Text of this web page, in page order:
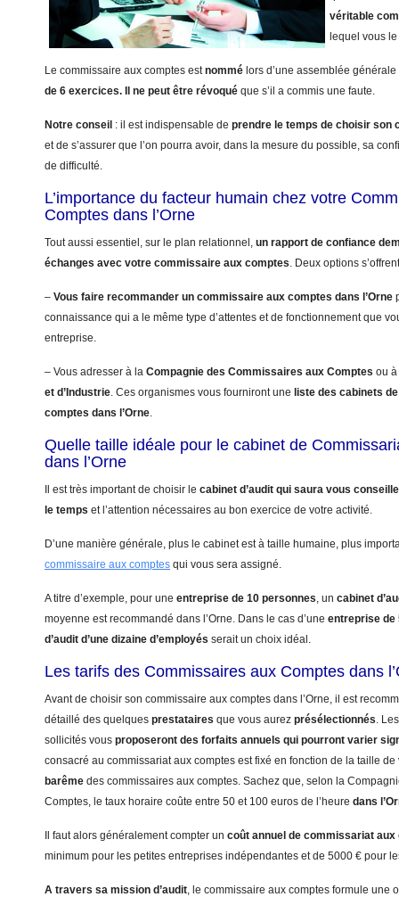
véritable
lequel vous
Le commissaire aux comptes estnommé lors d’une assemblée
de 6 exercices.
Il ne peut être révoqué que s’il a commis une faute.
Notre conseil : il est indispensable de prendre le temps de choisir son
et de s’assurer que l’on pourra avoir, dans la mesure du possible, sa
de difficulté.
L’importance du facteur humain chez votre
Comptes dans l’Orne
Tout aussi essentiel, sur le plan relationnel, un rapport de confiance
échanges avec votre commissaire aux comptes. Deux options
– Vous faire recommander un commissaire aux comptes dans l’Orne
connaissance qui a le même type d’attentes et de fonctionnement que
entreprise.
– Vous adresser à la Compagnie des Commissaires aux Comptes ou
et d’Industrie. Ces organismes vous fourniront une liste des cabinets
comptes dans l’Orne.
Quelle taille idéale pour le cabinet de
dans l’Orne
Il est très important de choisir le cabinet d’audit qui saura vous
le temps et l’attention nécessaires au bon exercice de votre activité.
D’une manière générale, plus le cabinet est à taille humaine, plus
commissaire aux comptes qui vous sera assigné.
A titre d’exemple, pour une entreprise de 10 personnes, un cabinet
moyenne est recommandé dans l’Orne. Dans le cas d’une entreprise de
d’audit d’une dizaine d’employés serait un choix idéal.
Les tarifs des Commissaires aux Comptes dans
Avant de choisir son commissaire aux comptes dans l’Orne, il est
détaillé des quelques prestataires que vous aurez présélectionnés.
sollicités vous proposeront des forfaits annuels qui pourront varier
consacré au commissariat aux comptes est fixé en fonction de la taille
barême des commissaires aux comptes. Sachez que, selon la
Comptes, le taux horaire coûte entre 50 et 100 euros de l’heure dans
Il faut alors généralement compter un coût annuel de commissariat aux
minimum pour les petites entreprises indépendantes et de 5000 € pour
A travers sa mission d’audit, le commissaire aux comptes formule une